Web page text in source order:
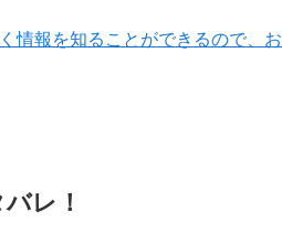
情報を知ることができるので、
レ！